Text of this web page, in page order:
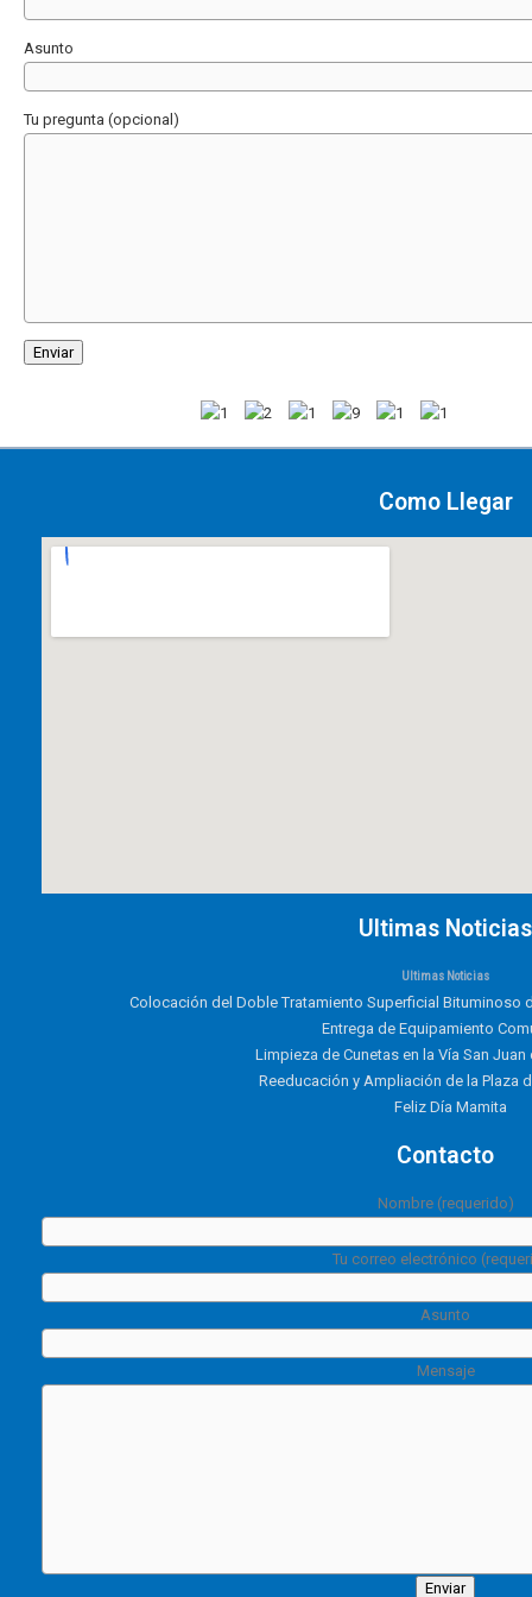
Asunto
Tu pregunta (opcional)
Como Llegar
Ultimas Noticias
Ultimas Noticias
Colocación del Doble Tratamiento Superficial Bituminoso
Entrega de Equipamiento
Limpieza de Cunetas en la Vía San Juan
Reeducación y Ampliación de la Plaza
Feliz Día Mamita
Contacto
Nombre (requerido)
Tu correo electrónico
Asunto
Mensaje